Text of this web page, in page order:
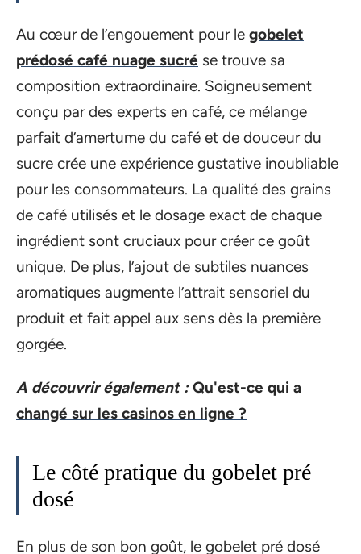
Au cœur de l’engouement pour le gobelet
prédosé café nuage sucré se trouve sa
composition extraordinaire. Soigneusement
conçu par des experts en café, ce mélange
parfait d’amertume du café et de douceur du
sucre crée une expérience gustative inoubliable
pour les consommateurs. La qualité des grains
de café utilisés et le dosage exact de chaque
ingrédient sont cruciaux pour créer ce goût
unique. De plus, l’ajout de subtiles nuances
aromatiques augmente l’attrait sensoriel du
produit et fait appel aux sens dès la première
gorgée.
A découvrir également : Qu'est-ce qui a
changé sur les casinos en ligne ?
Le côté pratique du gobelet pré
dosé
En plus de son bon goût, le gobelet pré dosé